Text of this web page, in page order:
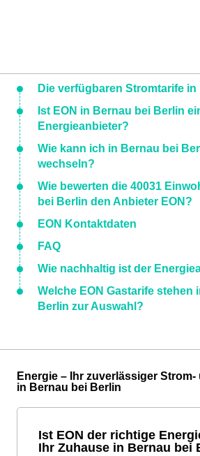
Die verfügbaren Stromtarife
Ist EON in Bernau bei Berlin
Energieanbieter?
Wie kann ich in Bernau bei
wechseln?
Wie bewerten die 40031
bei Berlin den Anbieter EON?
EON Kontaktdaten
FAQ
Wie nachhaltig ist der
Welche EON Gastarife stehen
Berlin zur Auswahl?
Energie – Ihr zuverlässiger
in Bernau bei Berlin
Ist EON der richtige
Ihr Zuhause in Bernau bei